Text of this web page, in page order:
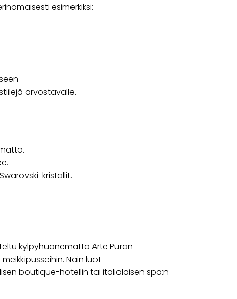
esimerkiksi:
arvostavalle.
kristallit.
kylpyhuonematto Arte Puran
Näin luot
boutique-hotellin tai italialaisen spa:n